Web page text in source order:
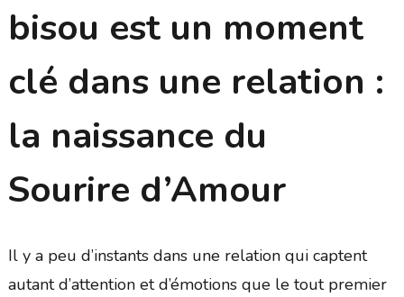
bisou est un moment
clé dans une relation :
la naissance du
Sourire d’Amour
Il y a peu d’instants dans une relation qui captent
autant d’attention et d’émotions que le tout premier